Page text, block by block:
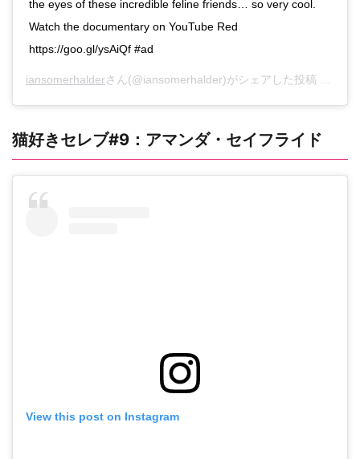
the eyes of these incredible feline friends… so very cool.
Watch the documentary on YouTube Red
https://goo.gl/ysAiQf #ad
iansomerhalderさん(@iansomerhalder)がシェアした投稿 –
猫好きセレブ#9：アマンダ・セイフライド
View this post on Instagram